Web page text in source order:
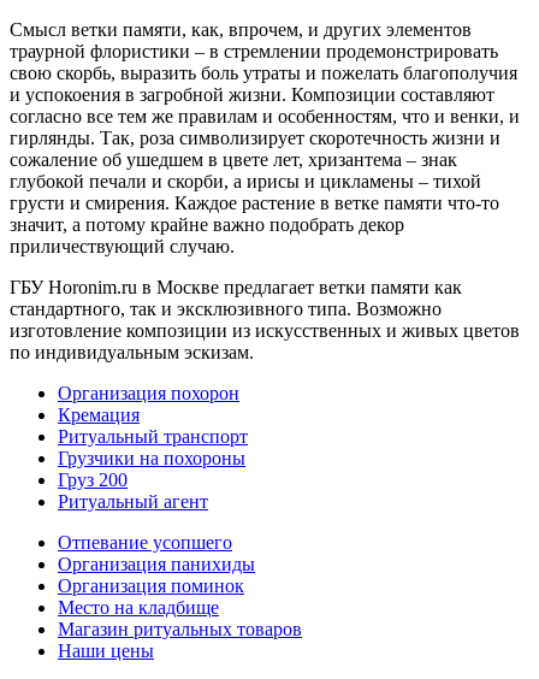
Смысл ветки памяти, как, впрочем, и других элементов
траурной флористики – в стремлении продемонстрировать
свою скорбь, выразить боль утраты и пожелать благополучия
и успокоения в загробной жизни. Композиции составляют
согласно все тем же правилам и особенностям, что и венки, и
гирлянды. Так, роза символизирует скоротечность жизни и
сожаление об ушедшем в цвете лет, хризантема – знак
глубокой печали и скорби, а ирисы и цикламены – тихой
грусти и смирения. Каждое растение в ветке памяти что-то
значит, а потому крайне важно подобрать декор
приличествующий случаю.
ГБУ Horonim.ru в Москве предлагает ветки памяти как
стандартного, так и эксклюзивного типа. Возможно
изготовление композиции из искусственных и живых цветов
по индивидуальным эскизам.
Организация похорон
Кремация
Ритуальный транспорт
Грузчики на похороны
Груз 200
Ритуальный агент
Отпевание усопшего
Организация панихиды
Организация поминок
Место на кладбище
Магазин ритуальных товаров
Наши цены